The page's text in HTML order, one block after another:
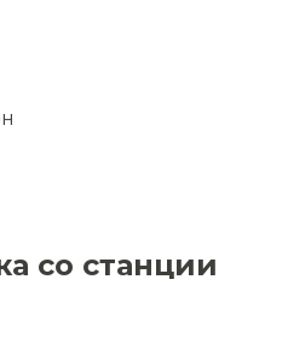
со станции